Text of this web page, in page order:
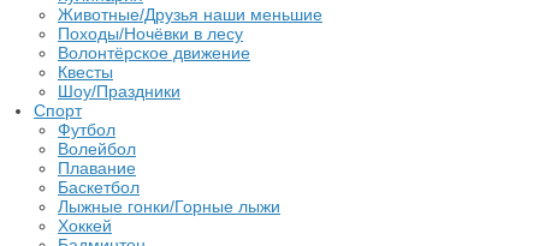
Животные/Друзья наши меньшие
Походы/Ночёвки в лесу
Волонтёрское движение
Квесты
Шоу/Праздники
Спорт
Футбол
Волейбол
Плавание
Баскетбол
Лыжные гонки/Горные лыжи
Хоккей